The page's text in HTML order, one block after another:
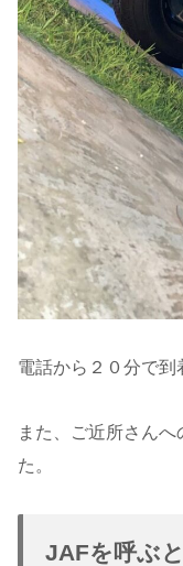
電話から２０分で到
また、ご近所さん
た。
JAFを呼ぶ